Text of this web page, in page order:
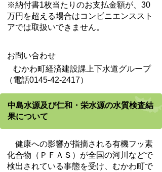
※納付書1枚当たりのお支払金額が、30
万円を超える場合はコンビニエンススト
アでは取扱いできません。
お問い合わせ
むかわ町経済建設課上下水道グループ
（電話0145-42-2417）
中島水源及び仁和・栄水源の水質検査結
果について
健康への影響が指摘される有機フッ素
化合物（ＰＦＡＳ）が全国の河川などで
検出されている事態を受け、むかわ町で